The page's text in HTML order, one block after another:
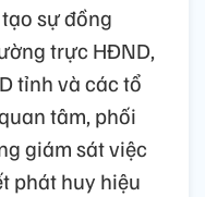
sự đồng
trực HĐND,
tỉnh và các tổ
tâm, phối
giám sát việc
phát huy hiệu